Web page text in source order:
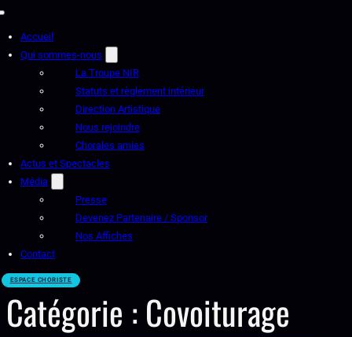
Accueil
Qui sommes-nous
La Troupe NIR
Statuts et règlement intérieur
Direction Artistique
Nous rejoindre
Chorales amies
Actus et Spectacles
Média
Presse
Devenez Partenaire / Sponsor
Nos Affiches
Contact
ESPACE CHORISTE
Catégorie : Covoiturage